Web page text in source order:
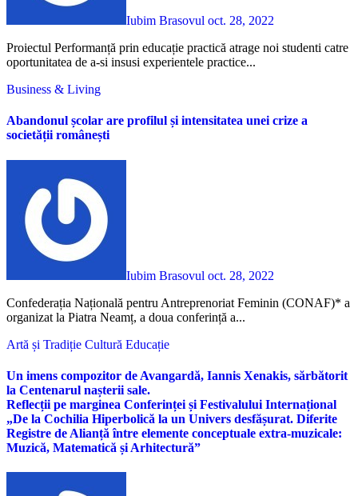
Iubim Brasovul oct. 28, 2022
Proiectul Performanță prin educație practică atrage noi studenti catre
oportunitatea de a-si insusi experientele practice...
Business & Living
Abandonul școlar are profilul și intensitatea unei crize a
societății românești
Iubim Brasovul oct. 28, 2022
Confederația Națională pentru Antreprenoriat Feminin (CONAF)* a
organizat la Piatra Neamț, a doua conferință a...
Artă și Tradiție Cultură Educație
Un imens compozitor de Avangardă, Iannis Xenakis, sărbătorit
la Centenarul nașterii sale.
Reflecții pe marginea Conferinței și Festivalului Internațional
„De la Cochilia Hiperbolică la un Univers desfășurat. Diferite
Registre de Alianță între elemente conceptuale extra-muzicale:
Muzică, Matematică și Arhitectură”